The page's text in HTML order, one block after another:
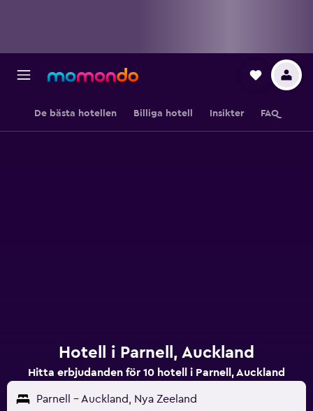
De bästa hotellen Billiga hotell Insikter FAQ
Hotell i Parnell, Auckland
Hitta erbjudanden för 10 hotell i Parnell, Auckland
Parnell - Auckland, Nya Zeeland